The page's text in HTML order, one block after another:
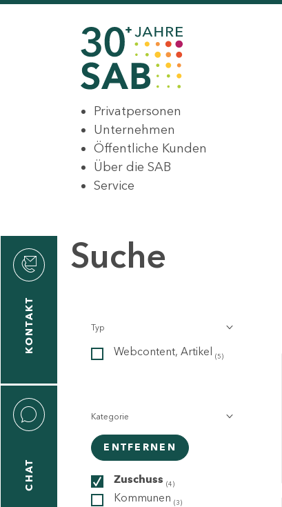
Privatpersonen
Unternehmen
Öffentliche Kunden
Über die SAB
Service
KONTAKT
CHAT
Suche
Typ
Webcontent, Artikel (5)
Kategorie
ENTFERNEN
Zuschuss (4)
Kommunen (3)